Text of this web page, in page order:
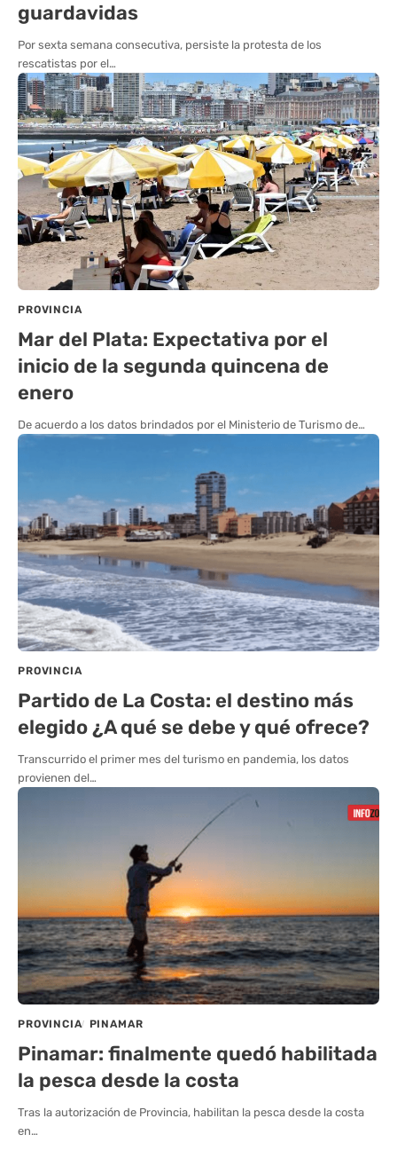
guardavidas
Por sexta semana consecutiva, persiste la protesta de los
rescatistas por el…
PROVINCIA
Mar del Plata: Expectativa por el
inicio de la segunda quincena de
enero
De acuerdo a los datos brindados por el Ministerio de Turismo de…
PROVINCIA
Partido de La Costa: el destino más
elegido ¿A qué se debe y qué ofrece?
Transcurrido el primer mes del turismo en pandemia, los datos
provienen del…
PROVINCIA PINAMAR
Pinamar: finalmente quedó habilitada
la pesca desde la costa
Tras la autorización de Provincia, habilitan la pesca desde la costa
en…